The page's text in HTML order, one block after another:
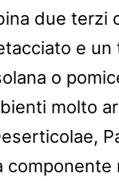
due terzi
e un
o
molto
componente